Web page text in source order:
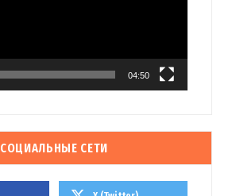
04:50
СОЦИАЛЬНЫЕ СЕТИ